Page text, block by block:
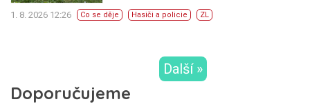
1. 8. 2026 12:26 Co se děje Hasiči a policie ZL
Další »